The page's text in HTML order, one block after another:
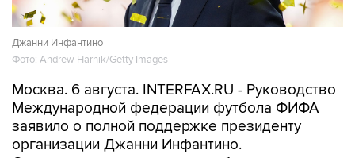
"После встречи в Рабате генеральный
секретарь ФИФА и присутствовавшие на ней
члены правления федерации подтвердили
Джанни Инфантино как единственного
должностного лица, избранного 211
ассоциациями-членами ФИФА. В свою очередь,
президент ФИФА вновь выразил свою полную